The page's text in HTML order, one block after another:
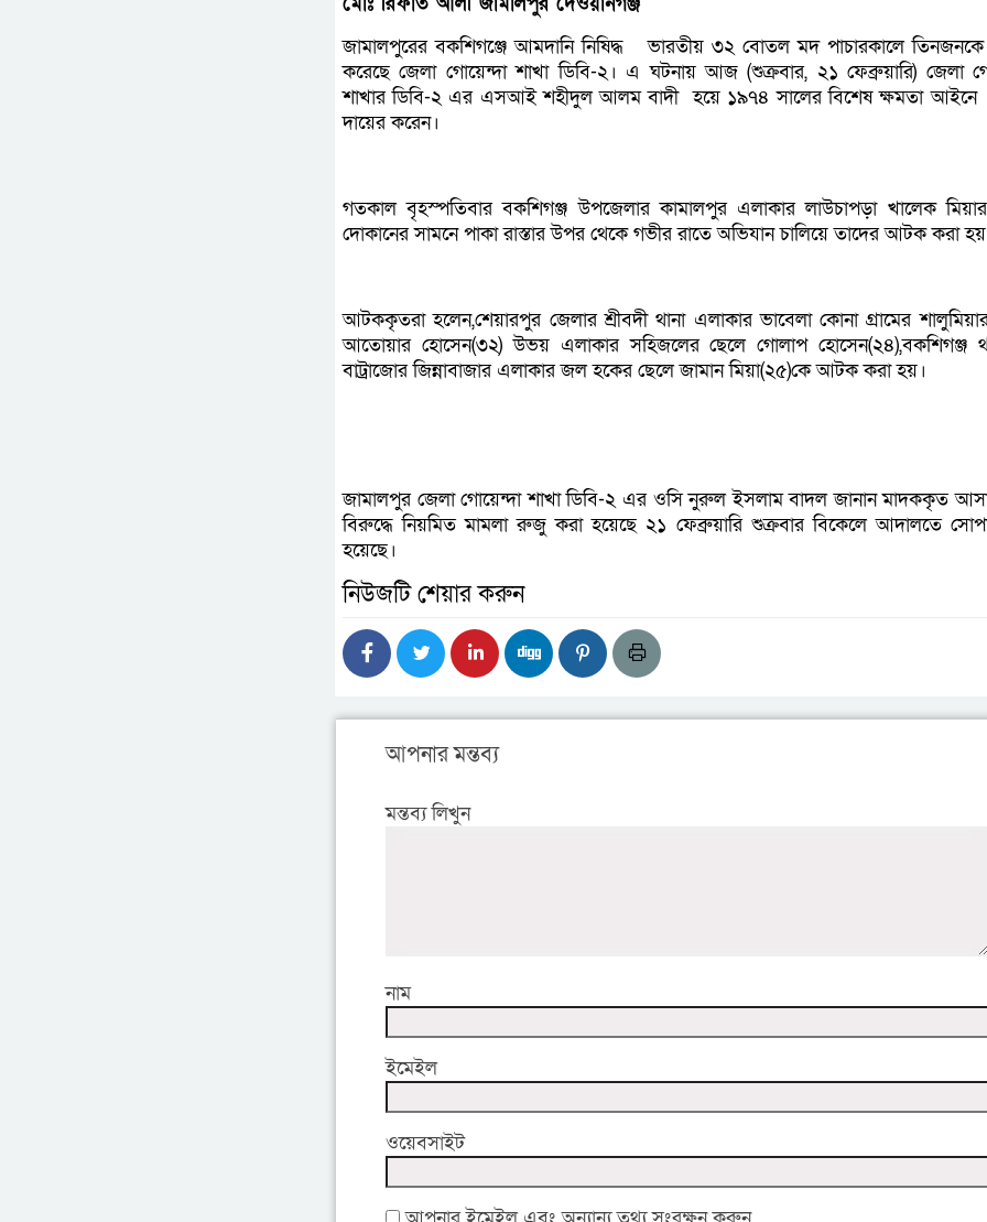
জামালপুরের বকশিগঞ্জে আমদানি নিষিদ্ধ ভারতীয় ৩২ বোতল মদ পাচারকালে
করেছে জেলা গোয়েন্দা শাখা ডিবি-২। এ ঘটনায় আজ (শুক্রবার, ২১ ফেব্রুয়ারি) জেলা
শাখার ডিবি-২ এর এসআই শহীদুল আলম বাদী হয়ে ১৯৭৪ সালের বিশেষ ক্ষমতা আইনে
দায়ের করেন।
গতকাল বৃহস্পতিবার বকশিগঞ্জ উপজেলার কামালপুর এলাকার লাউচাপড়া খালেক
দোকানের সামনে পাকা রাস্তার উপর থেকে গভীর রাতে অভিযান চালিয়ে তাদের আটক করা
আটককৃতরা হলেন,শেয়ারপুর জেলার শ্রীবদী থানা এলাকার ভাবেলা কোনা গ্রামের
আতোয়ার হোসেন(৩২) উভয় এলাকার সহিজলের ছেলে গোলাপ হোসেন(২৪),বকশিগঞ্জ
বাট্রাজোর জিন্নাবাজার এলাকার জল হকের ছেলে জামান মিয়া(২৫)কে আটক করা হয়।
জামালপুর জেলা গোয়েন্দা শাখা ডিবি-২ এর ওসি নুরুল ইসলাম বাদল জানান মাদককৃত
বিরুদ্ধে নিয়মিত মামলা রুজু করা হয়েছে ২১ ফেব্রুয়ারি শুক্রবার বিকেলে আদালতে
হয়েছে।
নিউজটি শেয়ার করুন
আপনার মন্তব্য
মন্তব্য লিখুন
নাম
ইমেইল
ওয়েবসাইট